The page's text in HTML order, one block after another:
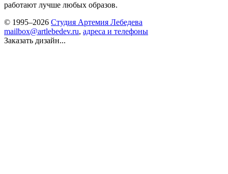
работают лучше любых образов.
© 1995–2026 Студия Артемия Лебедева
mailbox@artlebedev.ru, адреса и телефоны
Заказать дизайн...